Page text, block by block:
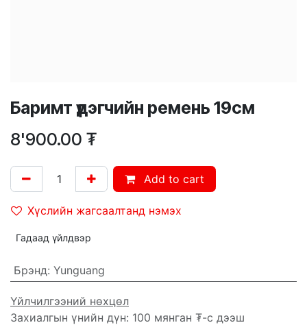
Баримт үдэгчийн ремень 19см
8'900.00 ₮
Add to cart
Хүслийн жагсаалтанд нэмэх
Гадаад үйлдвэр
Брэнд: Yunguang
Үйлчилгээний нөхцөл
Захиалгын үнийн дүн: 100 мянган ₮-с дээш